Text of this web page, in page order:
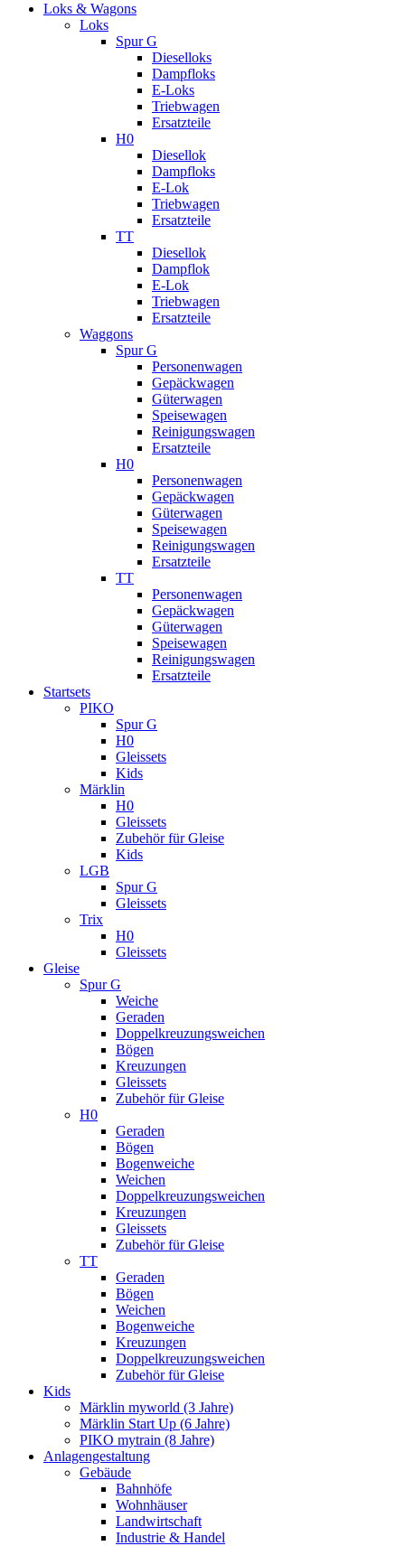
Loks & Wagons
Loks
Spur G
Dieselloks
Dampfloks
E-Loks
Triebwagen
Ersatzteile
H0
Diesellok
Dampfloks
E-Lok
Triebwagen
Ersatzteile
TT
Diesellok
Dampflok
E-Lok
Triebwagen
Ersatzteile
Waggons
Spur G
Personenwagen
Gepäckwagen
Güterwagen
Speisewagen
Reinigungswagen
Ersatzteile
H0
Personenwagen
Gepäckwagen
Güterwagen
Speisewagen
Reinigungswagen
Ersatzteile
TT
Personenwagen
Gepäckwagen
Güterwagen
Speisewagen
Reinigungswagen
Ersatzteile
Startsets
PIKO
Spur G
H0
Gleissets
Kids
Märklin
H0
Gleissets
Zubehör für Gleise
Kids
LGB
Spur G
Gleissets
Trix
H0
Gleissets
Gleise
Spur G
Weiche
Geraden
Doppelkreuzungsweichen
Bögen
Kreuzungen
Gleissets
Zubehör für Gleise
H0
Geraden
Bögen
Bogenweiche
Weichen
Doppelkreuzungsweichen
Kreuzungen
Gleissets
Zubehör für Gleise
TT
Geraden
Bögen
Weichen
Bogenweiche
Kreuzungen
Doppelkreuzungsweichen
Zubehör für Gleise
Kids
Märklin myworld (3 Jahre)
Märklin Start Up (6 Jahre)
PIKO mytrain (8 Jahre)
Anlagengestaltung
Gebäude
Bahnhöfe
Wohnhäuser
Landwirtschaft
Industrie & Handel